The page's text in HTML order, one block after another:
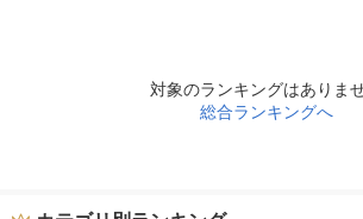
対象のランキングはありま
総合ランキングへ